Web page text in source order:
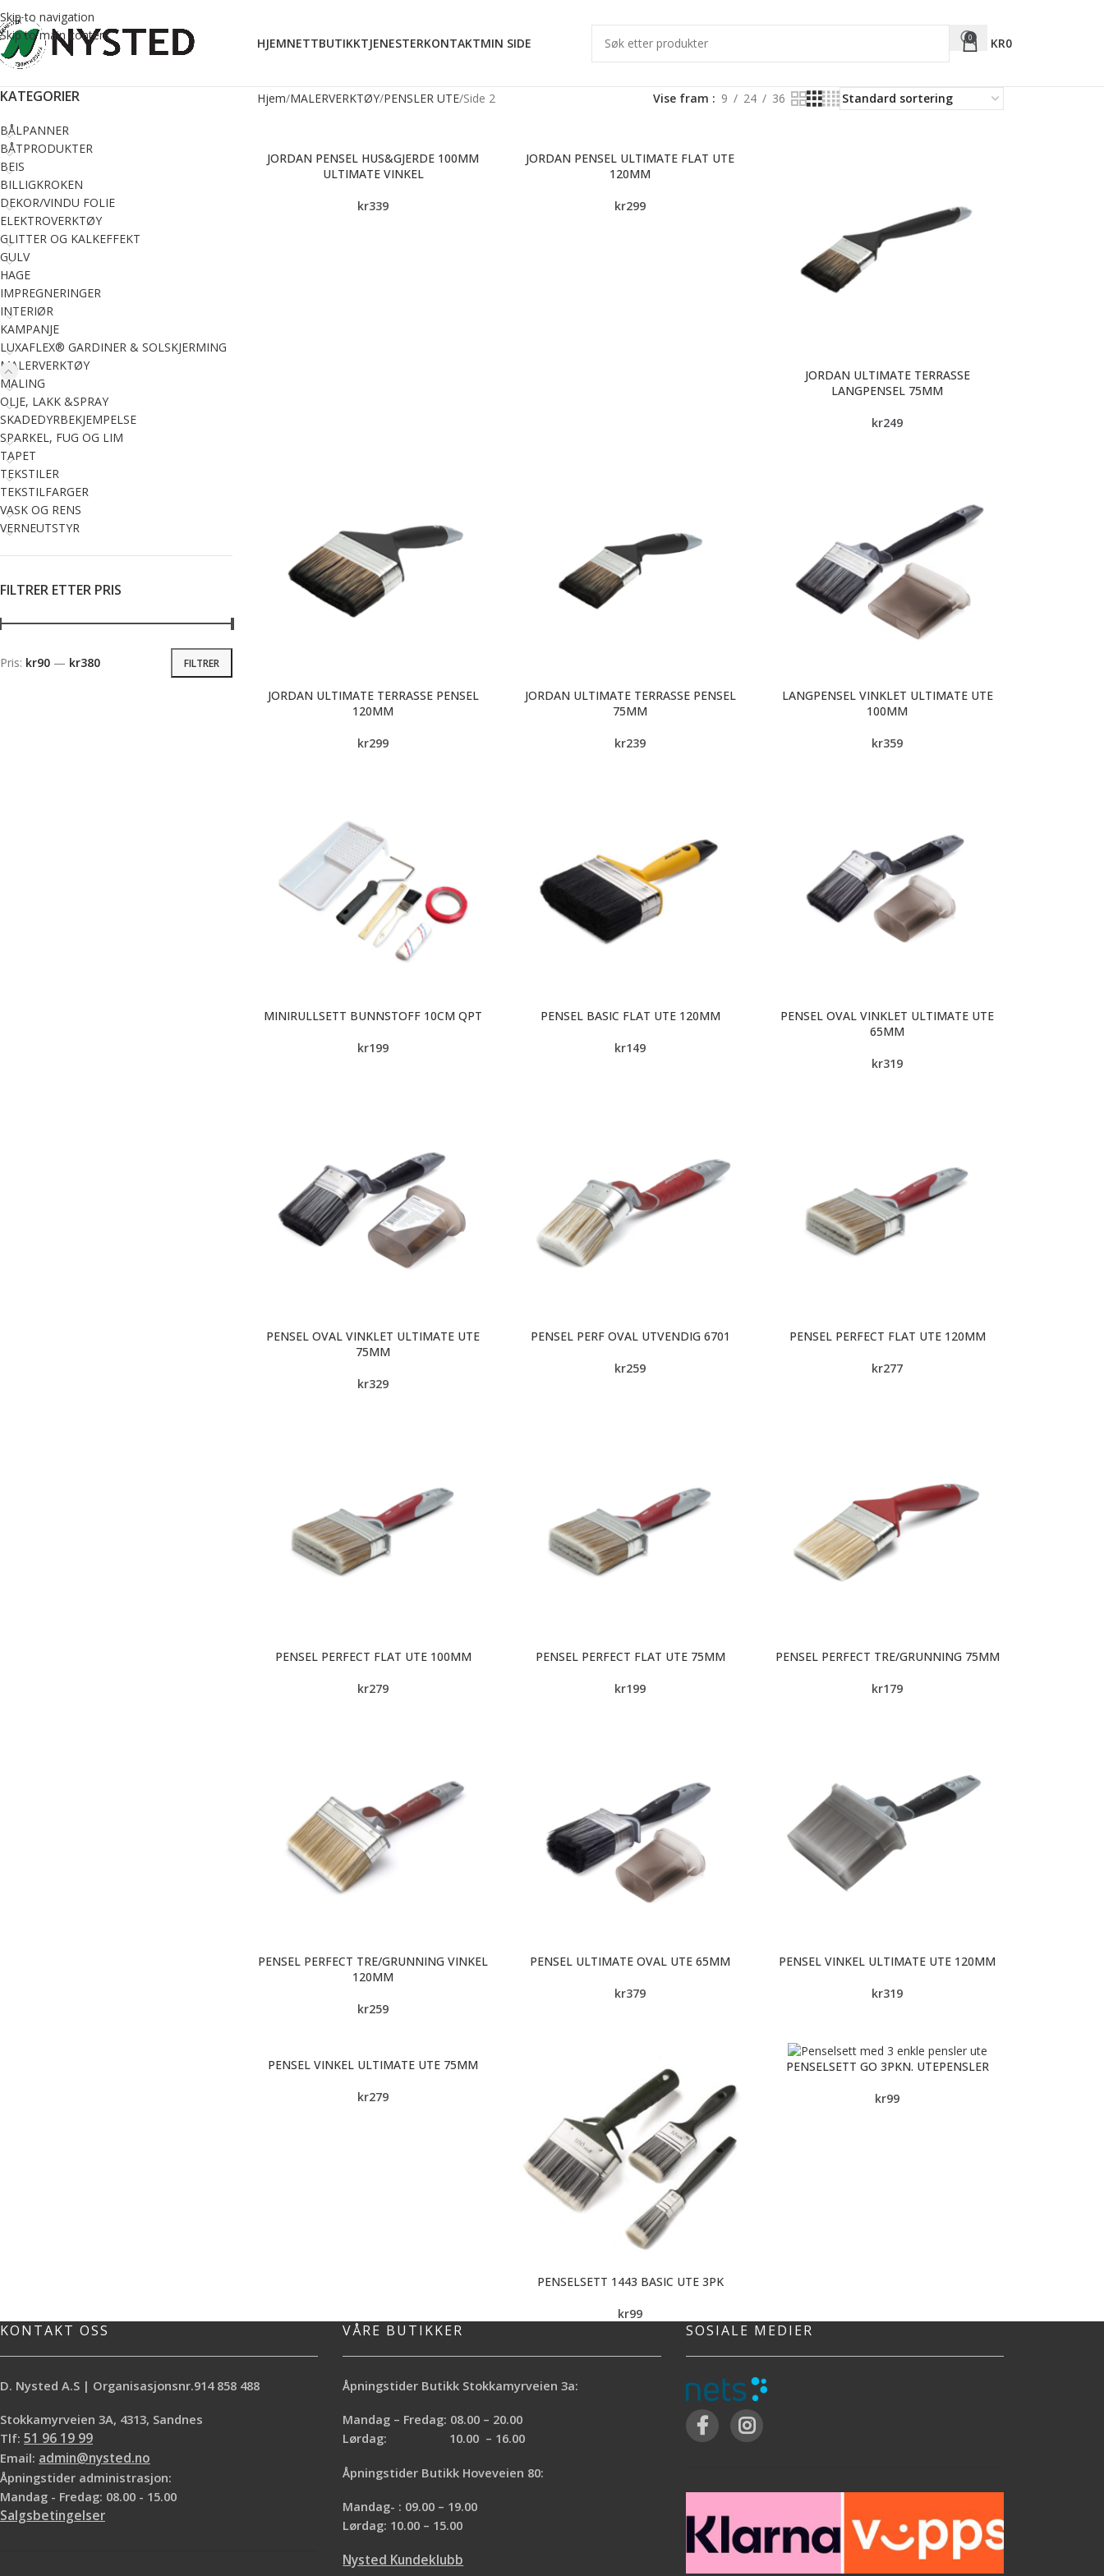
Skip to navigation
Skip to main content
HJEMNETTBUTIKKTJENESTERKONTAKTMIN SIDE 0 KR0
KATEGORIER
BÅLPANNER
BÅTPRODUKTER
BEIS
BILLIGKROKEN
DEKOR/VINDU FOLIE
ELEKTROVERKTØY
GLITTER OG KALKEFFEKT
GULV
HAGE
IMPREGNERINGER
INTERIØR
KAMPANJE
LUXAFLEX® GARDINER & SOLSKJERMING
MALERVERKTØY
MALING
OLJE, LAKK &SPRAY
SKADEDYRBEKJEMPELSE
SPARKEL, FUG OG LIM
TAPET
TEKSTILER
TEKSTILFARGER
VASK OG RENS
VERNEUTSTYR
FILTRER ETTER PRIS
FILTRER
Pris: kr90 — kr380
Hjem MALERVERKTØY PENSLER UTE Side 2 Vise fram 9 24 36
JORDAN PENSEL HUS&GJERDE 100MM
ULTIMATE VINKEL
kr339
JORDAN PENSEL ULTIMATE FLAT UTE
120MM
kr299
JORDAN ULTIMATE TERRASSE
LANGPENSEL 75MM
kr249
JORDAN ULTIMATE TERRASSE PENSEL
120MM
kr299
JORDAN ULTIMATE TERRASSE PENSEL
75MM
kr239
LANGPENSEL VINKLET ULTIMATE UTE
100MM
kr359
MINIRULLSETT BUNNSTOFF 10CM QPT
kr199
PENSEL BASIC FLAT UTE 120MM
kr149
PENSEL OVAL VINKLET ULTIMATE UTE
65MM
kr319
PENSEL OVAL VINKLET ULTIMATE UTE
75MM
kr329
PENSEL PERF OVAL UTVENDIG 6701
kr259
PENSEL PERFECT FLAT UTE 120MM
kr277
PENSEL PERFECT FLAT UTE 100MM
kr279
PENSEL PERFECT FLAT UTE 75MM
kr199
PENSEL PERFECT TRE/GRUNNING 75MM
kr179
PENSEL PERFECT TRE/GRUNNING VINKEL
120MM
kr259
PENSEL ULTIMATE OVAL UTE 65MM
kr379
PENSEL VINKEL ULTIMATE UTE 120MM
kr319
PENSEL VINKEL ULTIMATE UTE 75MM
kr279
PENSELSETT 1443 BASIC UTE 3PK
kr99
PENSELSETT GO 3PKN. UTEPENSLER
kr99
KONTAKT OSS
D. Nysted A.S | Organisasjonsnr.914 858 488
Stokkamyrveien 3A, 4313, Sandnes
Tlf: 51 96 19 99
Email: admin@nysted.no
Åpningstider administrasjon:
Mandag - Fredag: 08.00 - 15.00
Salgsbetingelser
VÅRE BUTIKKER
Åpningstider Butikk Stokkamyrveien 3a:
Mandag – Fredag: 08.00 – 20.00
Lørdag: 10.00 – 16.00
Åpningstider Butikk Hoveveien 80:
Mandag- : 09.00 – 19.00
Lørdag: 10.00 – 15.00
Nysted Kundeklubb
SOSIALE MEDIER